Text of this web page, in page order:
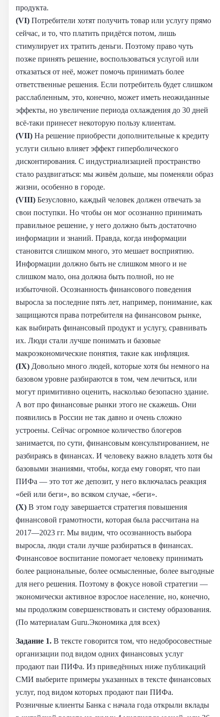
продукта.
(VI) Потребители хотят получить товар или услугу прямо
сейчас, и то, что платить придётся потом, лишь
стимулирует их тратить деньги. Поэтому право чуть
позже принять решение, воспользоваться услугой или
отказаться от неё, может помочь принимать более
ответственные решения. Если потребитель будет слишком
расслабленным, это, конечно, может иметь неожиданные
эффекты, но увеличение периода охлаждения до 30 дней
всё-таки принесет некоторую пользу клиентам.
(VII) На решение приобрести дополнительные к кредиту
услуги сильно влияет эффект гиперболического
дисконтирования. С индустриализацией пространство
стало раздвигаться: мы живём дольше, мы поменяли образ
жизни, особенно в городе.
(VIII) Безусловно, каждый человек должен отвечать за
свои поступки. Но чтобы он мог осознанно принимать
правильное решение, у него должно быть достаточно
информации и знаний. Правда, когда информации
становится слишком много, это мешает восприятию.
Информации должно быть не слишком много и не
слишком мало, она должна быть полной, но не
избыточной. Осознанность финансового поведения
выросла за последние пять лет, например, понимание, как
защищаются права потребителя на финансовом рынке,
как выбирать финансовый продукт и услугу, сравнивать
их. Люди стали лучше понимать и базовые
макроэкономические понятия, такие как инфляция.
(IX) Довольно много людей, которые хотя бы немного на
базовом уровне разбираются в том, чем лечиться, или
могут примитивно оценить, насколько безопасно здание.
А вот про финансовые рынки этого не скажешь. Они
появились в России не так давно и очень сложно
устроены. Сейчас огромное количество блогеров
занимается, по сути, финансовым консультированием, не
разбираясь в финансах. И человеку важно владеть хотя бы
базовыми знаниями, чтобы, когда ему говорят, что паи
ПИФа — это тот же депозит, у него включалась реакция
«бей или беги», во всяком случае, «беги».
(X) В этом году завершается стратегия повышения
финансовой грамотности, которая была рассчитана на
2017—2023 гг. Мы видим, что осознанность выбора
выросла, люди стали лучше разбираться в финансах.
Финансовое воспитание помогает человеку принимать
более рациональные, более осмысленные, более выгодные
для него решения. Поэтому в фокусе новой стратегии —
экономически активное взрослое население, но, конечно,
мы продолжим совершенствовать и систему образования.
(По материалам Guru.Экономика для всех)
Задание 1. В тексте говорится том, что недобросовестные
организации под видом одних финансовых услуг
продают паи ПИФа. Из приведённых ниже публикаций
СМИ выберите примеры указанных в тексте финансовых
услуг, под видом которых продают паи ПИФа.
Розничные клиенты Банка с начала года открыли вклады